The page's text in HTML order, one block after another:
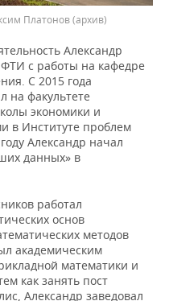
Платонов (архив)
Александр
с работы на кафедре
С 2015 года
на факультете
экономики и
в Институте проблем
Александр начал
данных» в
работал
основ
методов
академическим
математики и
как занять пост
Александр заведовал